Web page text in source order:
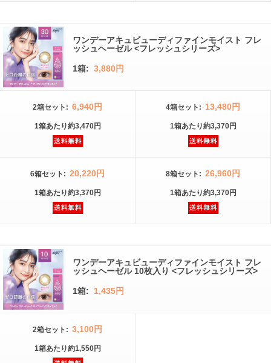
ワンデーアキュビューディファインモイスト フレ
ッシュヘーゼル <フレッシュシリーズ>
1箱: 3,880円
2箱セット : 6,940円
1箱あたり約3,470円
4箱セット : 13,480円
1箱あたり約3,370円
6箱セット : 20,220円
1箱あたり約3,370円
8箱セット : 26,960円
1箱あたり約3,370円
ワンデーアキュビューディファインモイスト フレ
ッシュヘーゼル 10枚入り <フレッシュシリーズ>
1箱: 1,435円
2箱セット : 3,100円
1箱あたり約1,550円